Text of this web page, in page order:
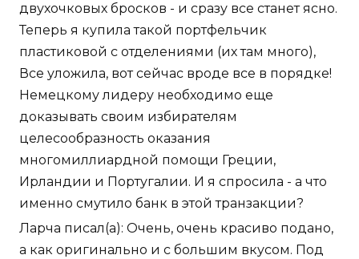
двухочковых бросков - и сразу все станет ясно.
Теперь я купила такой портфельчик
пластиковой с отделениями (их там много),
Все уложила, вот сейчас вроде все в порядке!
Немецкому лидеру необходимо еще
доказывать своим избирателям
целесообразность оказания
многомиллиардной помощи Греции,
Ирландии и Португалии. И я спросила - а что
именно смутило банк в этой транзакции?
Ларча писал(а): Очень, очень красиво подано,
а как оригинально и с большим вкусом. Под